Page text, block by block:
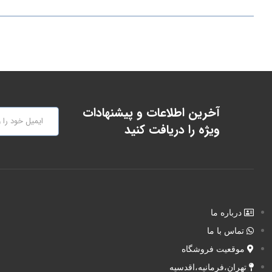
آخرین اطلاعات و پیشنهادات
ویژه را دریافت کنید
درباره ما
تماس با ما
موقعیت فروشگاه
تهران،فرمانیه،اقدسیه